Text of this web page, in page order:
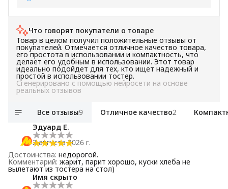
5 звёзд
27
4 звезды
3 звезды
2 звезды
1 звезда
Что говорят покупатели о товаре
Товар в целом получил положительные отзывы от
покупателей. Отмечается отличное качество товара,
его простота в использовании и компактность, что
делает его удобным в использовании. Этот товар
идеально подойдет для тех, кто ищет надежный и
простой в использовании тостер.
Сгенерировано с помощью нейросети на основе
реальных отзывов
Все отзывы9 Отличное качество2
Эдуард Е.
2 августа 2026 г.
Достоинства: недорогой.
Комментарий: жарит, парит хорошо, куски хлеба не
вылетают из тостера на стол)
Имя скрыто